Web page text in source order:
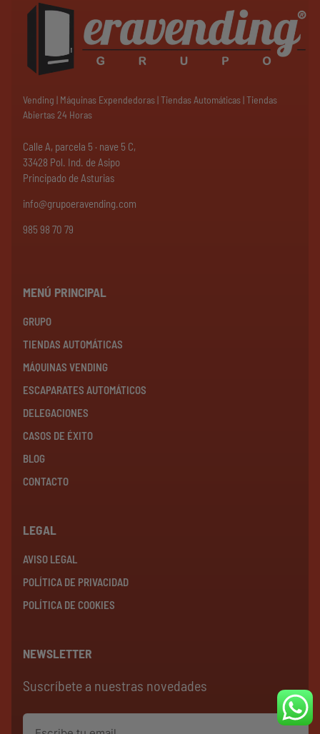
Vending | Máquinas Expendedoras | Tiendas Automáticas | Tiendas
Abiertas 24 Horas
Calle A, parcela 5 · nave 5 C,
33428 Pol. Ind. de Asipo
Principado de Asturias
info@grupoeravending.com
985 98 70 79
MENÚ PRINCIPAL
GRUPO
TIENDAS AUTOMÁTICAS
MÁQUINAS VENDING
ESCAPARATES AUTOMÁTICOS
DELEGACIONES
CASOS DE ÉXITO
BLOG
CONTACTO
LEGAL
AVISO LEGAL
POLÍTICA DE PRIVACIDAD
POLÍTICA DE COOKIES
NEWSLETTER
Suscríbete a nuestras novedades